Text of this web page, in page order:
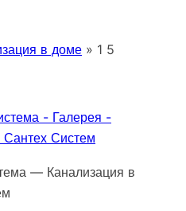
в доме » 1 5
— Канализация в